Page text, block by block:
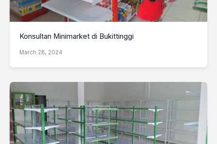
Konsultan Minimarket di Bukittinggi
March 28, 2024